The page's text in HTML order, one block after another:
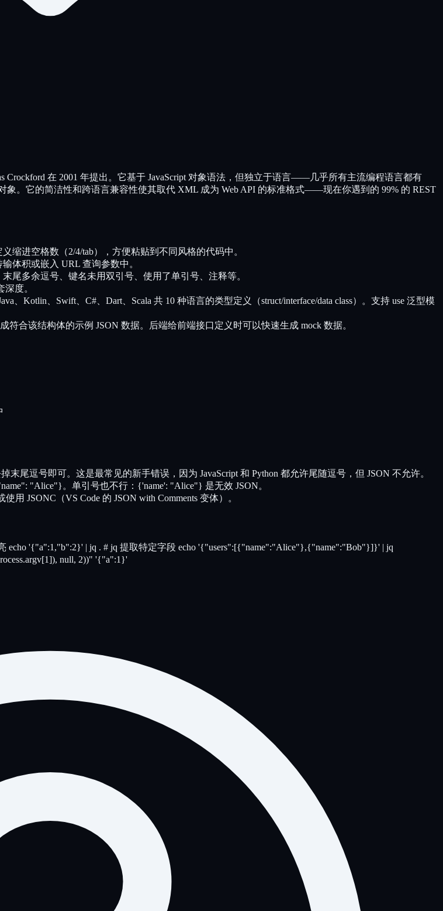
Crockford 在 2001 年提出。它基于 JavaScript 对象语法，但独立于语言——几乎所有主流编程语言都有
象。它的简洁性和跨语言兼容性使其取代 XML 成为 Web API 的标准格式——现在你遇到的 99% 的 REST
缩进空格数（2/4/tab），方便粘贴到不同风格的代码中。
体积或嵌入 URL 查询参数中。
尾多余逗号、键名未用双引号、使用了单引号、注释等。
度。
、Kotlin、Swift、C#、Dart、Scala 共 10 种语言的类型定义（struct/interface/data class）。支持 use 泛型模
符合该结构体的示例 JSON 数据。后端给前端接口定义时可以快速生成 mock 数据。
尾逗号即可。这是最常见的新手错误，因为 JavaScript 和 Python 都允许尾随逗号，但 JSON 不允许。
"Alice"}。单引号也不行：{'name': "Alice"} 是无效 JSON。
JSONC（VS Code 的 JSON with Comments 变体）。
echo '{"a":1,"b":2}' | jq . # jq 提取特定字段 echo '{"users":[{"name":"Alice"},{"name":"Bob"}]}' | jq
null, 2))" '{"a":1}'